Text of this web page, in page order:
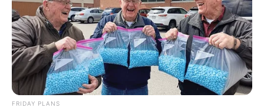
FRIDAY PLANS